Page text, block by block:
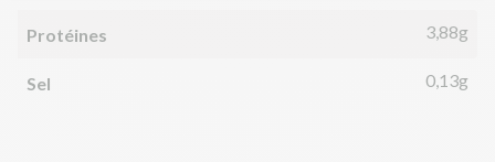
Protéines 3,88g
Sel 0,13g